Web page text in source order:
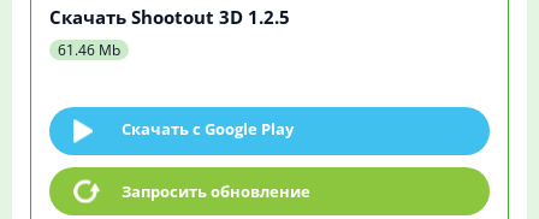
Скачать Shootout 3D 1.2.5
61.46 Mb
Скачать c Google Play
Запросить обновление